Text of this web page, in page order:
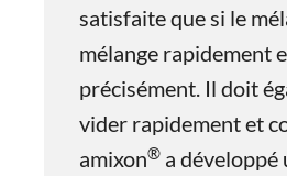
satisfaite que si le
mélange rapidement
précisément. Il doit
vider rapidement et
amixon® a développé